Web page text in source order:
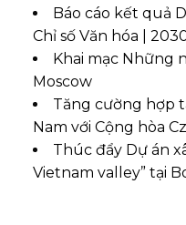
Báo cáo kết quả
Chỉ số Văn hóa |
Khai mạc Những
Moscow
Tăng cường hợp
Nam với Cộng hòa
Thúc đẩy Dự án
Vietnam valley” tại